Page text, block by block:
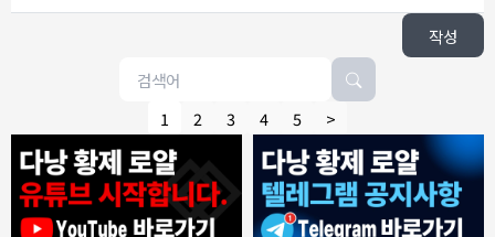
작성
1 2 3 4 5 >